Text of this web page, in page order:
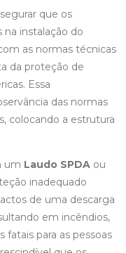
que os
instalação do
as normas técnicas
da proteção de
Essa
das normas
colocando a estrutura
um Laudo SPDA ou
inadequado
de uma descarga
em incêndios,
para as pessoas